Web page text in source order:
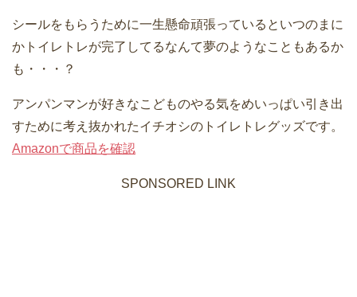
シールをもらうために一生懸命頑張っているといつのまに
かトイレトレが完了してるなんて夢のようなこともあるか
も・・・？
アンパンマンが好きなこどものやる気をめいっぱい引き出
すために考え抜かれたイチオシのトイレトレグッズです。
Amazonで商品を確認
SPONSORED LINK